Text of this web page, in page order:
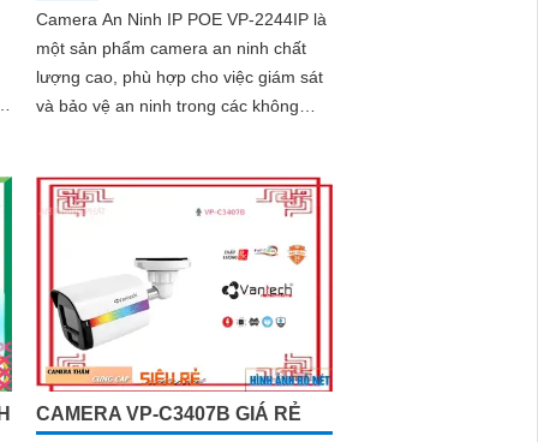
Camera An Ninh IP POE VP-2244IP là
một sản phẩm camera an ninh chất
lượng cao, phù hợp cho việc giám sát
và bảo vệ an ninh trong các không
CAMERA VP-C3407B GIÁ RẺ